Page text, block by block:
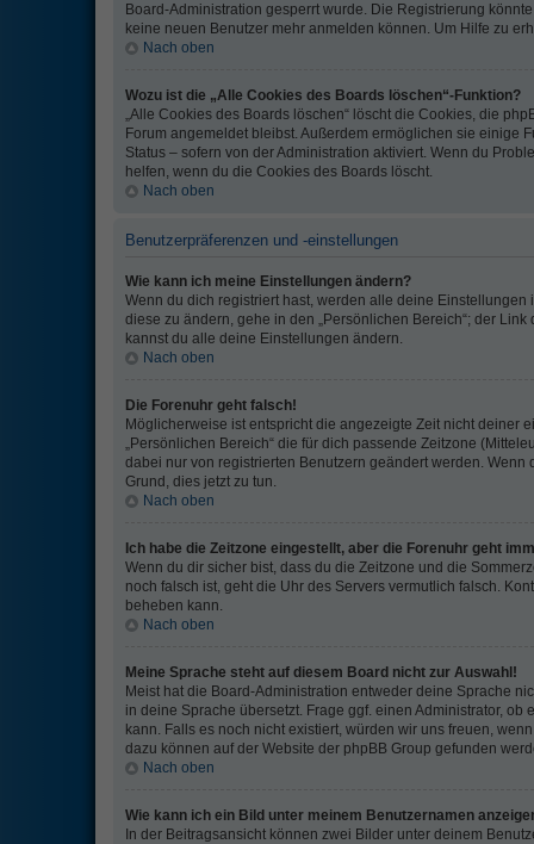
Board-Administration gesperrt wurde. Die Registrierung
keine neuen Benutzer mehr anmelden können. Um Hilfe zu
Nach oben
Wozu ist die „Alle Cookies des Boards löschen“-Funktion?
„Alle Cookies des Boards löschen“ löscht die Cookies, die
Forum angemeldet bleibst. Außerdem ermöglichen sie einige
Status – sofern von der Administration aktiviert. Wenn du
helfen, wenn du die Cookies des Boards löscht.
Nach oben
Benutzerpräferenzen und -einstellungen
Wie kann ich meine Einstellungen ändern?
Wenn du dich registriert hast, werden alle deine
diese zu ändern, gehe in den „Persönlichen Bereich“; der
kannst du alle deine Einstellungen ändern.
Nach oben
Die Forenuhr geht falsch!
Möglicherweise ist entspricht die angezeigte Zeit nicht deiner
„Persönlichen Bereich“ die für dich passende Zeitzone
dabei nur von registrierten Benutzern geändert werden. Wenn
Grund, dies jetzt zu tun.
Nach oben
Ich habe die Zeitzone eingestellt, aber die Forenuhr geht
Wenn du dir sicher bist, dass du die Zeitzone und die
noch falsch ist, geht die Uhr des Servers vermutlich falsch.
beheben kann.
Nach oben
Meine Sprache steht auf diesem Board nicht zur Auswahl!
Meist hat die Board-Administration entweder deine Sprache
in deine Sprache übersetzt. Frage ggf. einen Administrator,
kann. Falls es noch nicht existiert, würden wir uns freuen,
dazu können auf der Website der phpBB Group gefunden
Nach oben
Wie kann ich ein Bild unter meinem Benutzernamen
In der Beitragsansicht können zwei Bilder unter deinem